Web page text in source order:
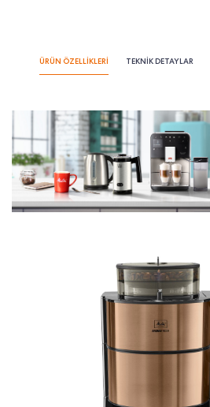
ÜRÜN ÖZELLİKLERİ TEKNİK DETAYLAR